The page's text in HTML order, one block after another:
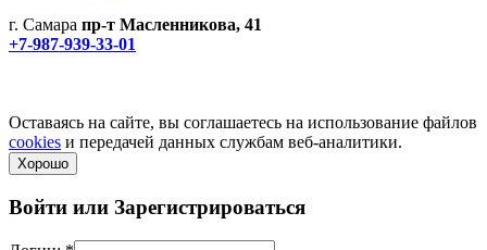
г. Самара пр-т Масленникова, 41
+7-987-939-33-01
Оставаясь на сайте, вы соглашаетесь на использование файлов
cookies и передачей данных службам веб-аналитики.
Хорошо
Войти или Зарегистрироваться